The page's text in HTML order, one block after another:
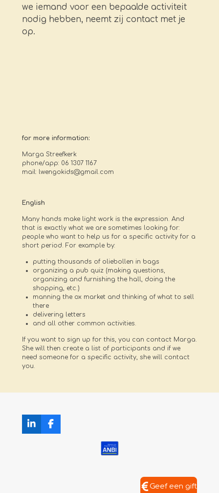
we iemand voor een bepaalde activiteit
nodig hebben, neemt zij contact met je
op.
for more information:
Marga Streefkerk
phone/app: 06 1307 1167
mail: lwengokids@gmail.com
English
Many hands make light work is the expression. And
that is exactly what we are sometimes looking for:
people who want to help us for a specific activity for a
short period. For example by:
putting thousands of oliebollen in bags
organizing a pub quiz (making questions,
organizing and furnishing the hall, doing the
shopping, etc.)
manning the ox market and thinking of what to sell
there
delivering letters
and all other common activities.
If you want to sign up for this, you can contact Marga.
She will then create a list of participants and if we
need someone for a specific activity, she will contact
you.
L
i
F
a
Geef een gift